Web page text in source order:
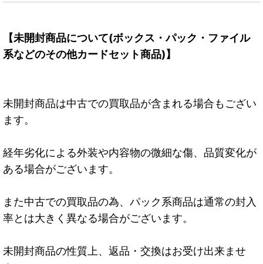
【未開封商品について(ボックス・パック・ファイル
系などのその他カードセット商品)】
未開封商品は中古での買取品が含まれる場合もござい
ます。
経年劣化による外装や内容物の微細な傷、品質変化が
ある場合がございます。
また中古での買取品の為、パック系商品は通常の封入
率とは大きく異なる場合がございます。
未開封商品の性質上、返品・交換はお受け出来ませ